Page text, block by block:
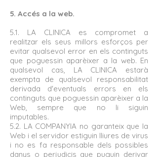
5. Accés a la web.
5.1. LA CLINICA es compromet a
realitzar els seus millors esforços per
evitar qualsevol error en els continguts
que poguessin aparèixer a la web. En
qualsevol cas, LA CLINICA estarà
exempta de qualsevol responsabilitat
derivada d'eventuals errors en els
continguts que poguessin aparèixer a la
Web, sempre que no li siguin
imputables.
5.2. LA COMPANYIA no garanteix que la
Web i el servidor estiguin lliures de virus
i no es fa responsable dels possibles
danys o perjudicis que puguin derivar